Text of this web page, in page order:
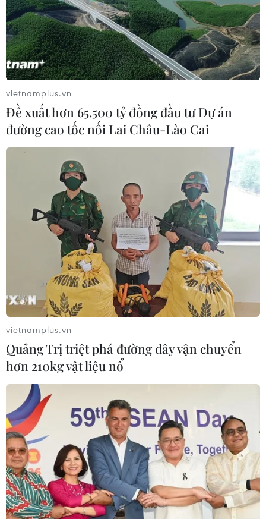
Công bố danh tính trọng tài bắt chính
trận đấu Bayern-Real Madrid
23/04/2018 23:25
UEFA đã chỉ định Bjorn Kuipers làm trọng tài chính ở trận
cầu duyên nợ Bayern Munich-Real Madrid ở lượt đi bán
kết Champions League tại Allianz Arena.
HLV Jupp Heynckes nói gì trước trận cầu
lịch sử ở Allianz Arena?
25/04/2018 09:38
Một chiến thắng trước Real Madrid hẳn sẽ là điều vô
cùng tuyệt vời mà vị chiến lược gia này muốn dành
tặng cho người hâm mộ Hùm xám xứ Bavaria.
vietnamplus.vn
Đề xuất hơn 65.500 tỷ đồng đầu tư Dự án
đường cao tốc nối Lai Châu-Lào Cai
vietnamplus.vn
Quảng Trị triệt phá đường dây vận chuyển
hơn 210kg vật liệu nổ